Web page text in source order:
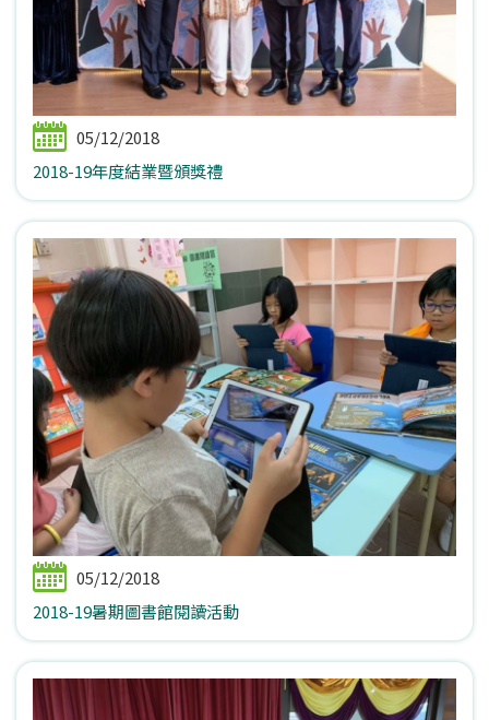
05/12/2018
2018-19年度結業暨頒獎禮
05/12/2018
2018-19暑期圖書館閱讀活動